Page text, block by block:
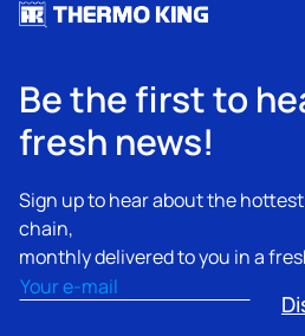
Be the first to
fresh news!
Sign up to hear about the
chain,
monthly delivered to you in a
Email(Obligatorio)